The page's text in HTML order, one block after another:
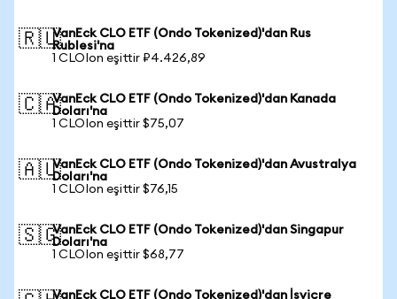
🇷🇺VanEck CLO ETF (Ondo Tokenized)'dan Rus
Rublesi'na
1 CLOIon eşittir ₽4.426,89
🇨🇦VanEck CLO ETF (Ondo Tokenized)'dan Kanada
Doları'na
1 CLOIon eşittir $75,07
🇦🇺VanEck CLO ETF (Ondo Tokenized)'dan Avustralya
Doları'na
1 CLOIon eşittir $76,15
🇸🇬VanEck CLO ETF (Ondo Tokenized)'dan Singapur
Doları'na
1 CLOIon eşittir $68,77
VanEck CLO ETF (Ondo Tokenized)'dan İsviçre